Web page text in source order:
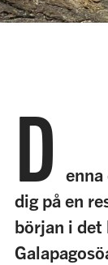
D
dig på en
början i